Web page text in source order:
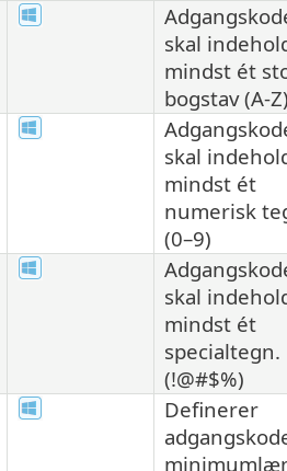
skal
mindst ét
bogstav (A-
skal
mindst ét
numerisk
(0–9)
skal
mindst ét
specialtegn.
(!@#$%)
Definerer